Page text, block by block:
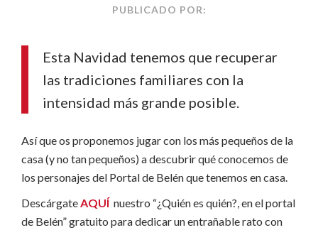
PUBLICADO POR:
Esta Navidad tenemos que recuperar
las tradiciones familiares con la
intensidad más grande posible.
Así que os proponemos jugar con los más pequeños de la
casa (y no tan pequeños) a descubrir qué conocemos de
los personajes del Portal de Belén que tenemos en casa.
DescárgateAQUÍnuestro “¿Quién es quién?, en el portal
de Belén” gratuito para dedicar un entrañable rato con